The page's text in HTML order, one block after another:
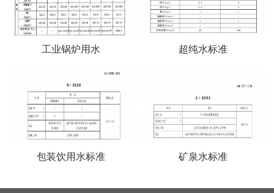
工业锅炉用水 超纯水标准
包装饮用水标准 矿泉水标准